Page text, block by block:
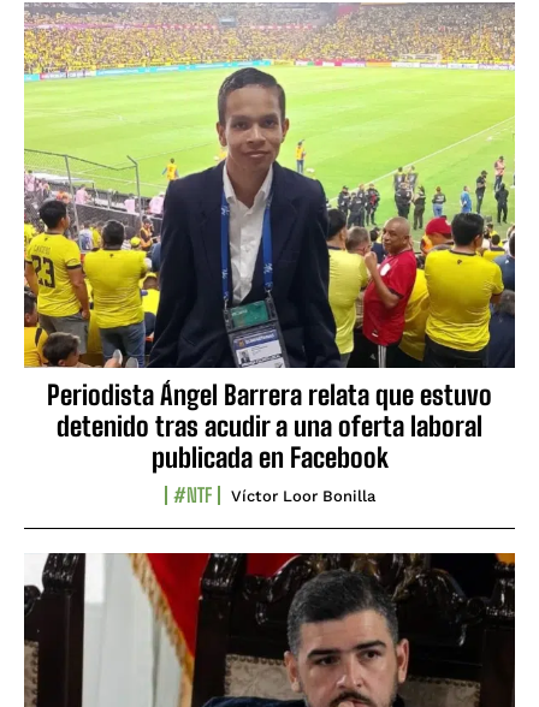
Periodista Ángel Barrera relata que estuvo
detenido tras acudir a una oferta laboral
publicada en Facebook
#NTF Víctor Loor Bonilla